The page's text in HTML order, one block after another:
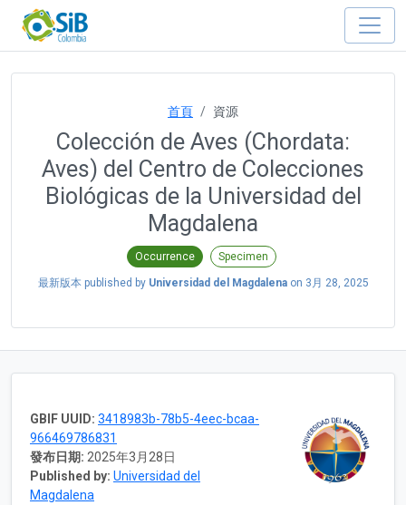
首頁 資源
Colección de Aves (Chordata:
Aves) del Centro de Colecciones
Biológicas de la Universidad del
Magdalena
Occurrence Specimen
最新版本 published by Universidad del Magdalenaon 3月 28, 2025
GBIF UUID: 3418983b-78b5-4eec-bcaa-
966469786831
發布日期: 2025年3月28日
Published by: Universidad del
Magdalena